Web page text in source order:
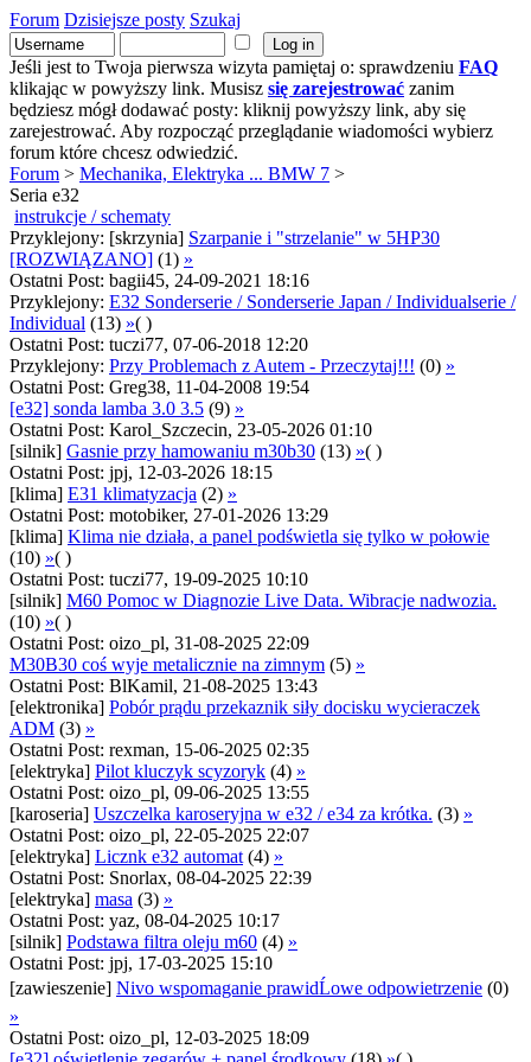
Forum Dzisiejsze posty Szukaj
Jeśli jest to Twoja pierwsza wizyta pamiętaj o: sprawdzeniu FAQ
klikając w powyższy link. Musisz się zarejestrować zanim
będziesz mógł dodawać posty: kliknij powyższy link, aby się
zarejestrować. Aby rozpocząć przeglądanie wiadomości wybierz
forum które chcesz odwiedzić.
Forum > Mechanika, Elektryka ... BMW 7 >
Seria e32
instrukcje / schematy
Przyklejony: [skrzynia] Szarpanie i "strzelanie" w 5HP30
[ROZWIĄZANO] (1) »
Ostatni Post: bagii45, 24-09-2021 18:16
Przyklejony: E32 Sonderserie / Sonderserie Japan / Individualserie /
Individual (13) »( )
Ostatni Post: tuczi77, 07-06-2018 12:20
Przyklejony: Przy Problemach z Autem - Przeczytaj!!! (0) »
Ostatni Post: Greg38, 11-04-2008 19:54
[e32] sonda lamba 3.0 3.5 (9) »
Ostatni Post: Karol_Szczecin, 23-05-2026 01:10
[silnik] Gasnie przy hamowaniu m30b30 (13) »( )
Ostatni Post: jpj, 12-03-2026 18:15
[klima] E31 klimatyzacja (2) »
Ostatni Post: motobiker, 27-01-2026 13:29
[klima] Klima nie działa, a panel podświetla się tylko w połowie
(10) »( )
Ostatni Post: tuczi77, 19-09-2025 10:10
[silnik] M60 Pomoc w Diagnozie Live Data. Wibracje nadwozia.
(10) »( )
Ostatni Post: oizo_pl, 31-08-2025 22:09
M30B30 coś wyje metalicznie na zimnym (5) »
Ostatni Post: BlKamil, 21-08-2025 13:43
[elektronika] Pobór prądu przekaznik siły docisku wycieraczek
ADM (3) »
Ostatni Post: rexman, 15-06-2025 02:35
[elektryka] Pilot kluczyk scyzoryk (4) »
Ostatni Post: oizo_pl, 09-06-2025 13:55
[karoseria] Uszczelka karoseryjna w e32 / e34 za krótka. (3) »
Ostatni Post: oizo_pl, 22-05-2025 22:07
[elektryka] Licznk e32 automat (4) »
Ostatni Post: Snorlax, 08-04-2025 22:39
[elektryka] masa (3) »
Ostatni Post: yaz, 08-04-2025 10:17
[silnik] Podstawa filtra oleju m60 (4) »
Ostatni Post: jpj, 17-03-2025 15:10
[zawieszenie] Nivo wspomaganie prawidĹowe odpowietrzenie (0)
»
Ostatni Post: oizo_pl, 12-03-2025 18:09